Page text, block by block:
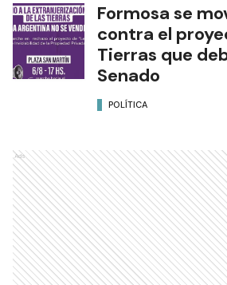
Formosa se
contra el
Tierras que
Senado
POLÍTICA
Ads